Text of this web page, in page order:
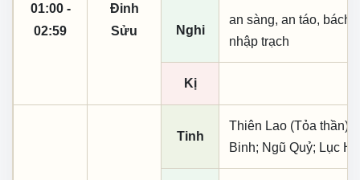
01:00 -
02:59
Đinh
Sửu
Nghi
an sàng, an táo, bách
nhập trạch
Kị
Tinh
Thiên Lao (Tỏa thần);
Binh; Ngũ Quỷ; Lục